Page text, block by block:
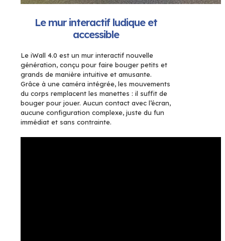
Le mur interactif ludique et
accessible
Le iWall 4.0 est un mur interactif nouvelle
génération, conçu pour faire bouger petits et
grands de manière intuitive et amusante.
Grâce à une caméra intégrée, les mouvements
du corps remplacent les manettes : il suffit de
bouger pour jouer. Aucun contact avec l’écran,
aucune configuration complexe, juste du fun
immédiat et sans contrainte.